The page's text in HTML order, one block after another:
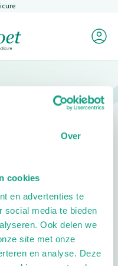
Over
cookies
en advertenties te
social media te bieden
Ook delen we
site met onze
en analyse. Deze
Mijn